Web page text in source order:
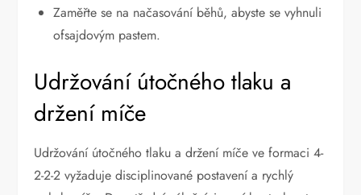
Zaměřte se na načasování běhů, abyste se vyhnuli
ofsajdovým pastem.
Udržování útočného tlaku a
držení míče
Udržování útočného tlaku a držení míče ve formaci 4-
2-2-2 vyžaduje disciplinované postavení a rychlý